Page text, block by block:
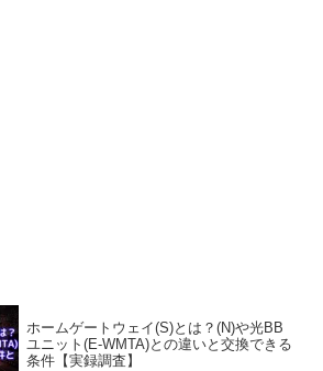
ホームゲートウェイ(S)とは？(N)や光BB
ユニット(E-WMTA)との違いと交換できる
条件【実録調査】